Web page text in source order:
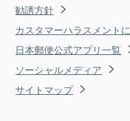
勧誘方針
カスタマーハラスメント
日本郵便公式アプリ一覧
ソーシャルメディア
サイトマップ